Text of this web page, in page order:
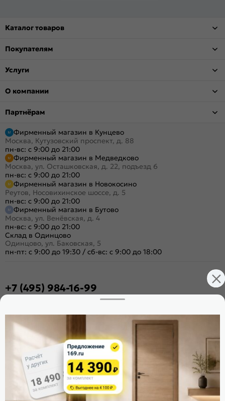
Каталог товаров
Покупателям
Услуги
О компании
Партнёрам
Фирменный магазин в Кунцево
Москва, Кутузовский проспект, д. 88
пн-вс: с 9:00 до 21:00
Фирменный магазин в Медведково
Москва, ул. Осташковская, д. 22, подъезд 6
пн-вс: с 9:00 до 21:00
Фирменный магазин в Новокосино
Реутов, Носовихинское шоссе, д. 5
пн-вс: с 9:00 до 21:00
Фирменный магазин в Бутово
Москва, ул. Венёвская, д. 4
пн-вс: с 9:00 до 21:00
Склад в Одинцово
Одинцово, ул. Баковская, 5
пн-пт: с 9:00 до 19:30 / сб-вс: с 9:00 до 18:00
+7 (495) 984-16-99
Поделиться
Оцените магазин